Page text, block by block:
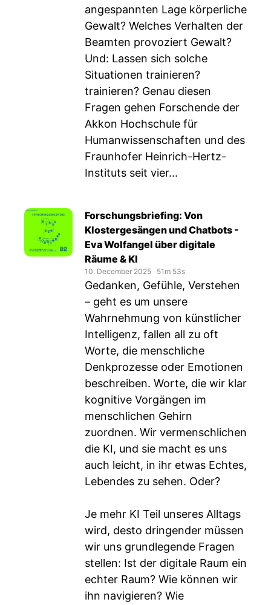
angespannten Lage körperliche
Gewalt? Welches Verhalten der
Beamten provoziert Gewalt?
Und: Lassen sich solche
Situationen trainieren?
trainieren? Genau diesen
Fragen gehen Forschende der
Akkon Hochschule für
Humanwissenschaften und des
Fraunhofer Heinrich-Hertz-
Instituts seit vier...
Forschungsbriefing: Von
Klostergesängen und Chatbots -
Eva Wolfangel über digitale
Räume & KI
10. December 2025 ‧ 51m 53s
Gedanken, Gefühle, Verstehen
– geht es um unsere
Wahrnehmung von künstlicher
Intelligenz, fallen all zu oft
Worte, die menschliche
Denkprozesse oder Emotionen
beschreiben. Worte, die wir klar
kognitive Vorgängen im
menschlichen Gehirn
zuordnen. Wir vermenschlichen
die KI, und sie macht es uns
auch leicht, in ihr etwas Echtes,
Lebendes zu sehen. Oder?
Je mehr KI Teil unseres Alltags
wird, desto dringender müssen
wir uns grundlegende Fragen
stellen: Ist der digitale Raum ein
echter Raum? Wie können wir
ihn navigieren? Wie